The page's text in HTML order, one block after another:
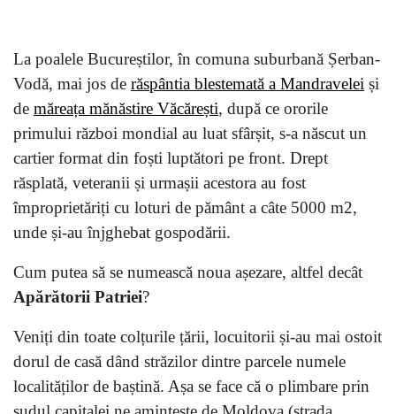
La poalele Bucureștilor, în comuna suburbană Șerban-
Vodă, mai jos de răspântia blestemată a Mandravelei și
de măreața mănăstire Văcărești, după ce ororile
primului război mondial au luat sfârșit, s-a născut un
cartier format din foști luptători pe front. Drept
răsplată, veteranii și urmașii acestora au fost
împroprietăriți cu loturi de pământ a câte 5000 m2,
unde și-au înjghebat gospodării.
Cum putea să se numească noua așezare, altfel decât
Apărătorii Patriei?
Veniți din toate colțurile țării, locuitorii și-au mai ostoit
dorul de casă dând străzilor dintre parcele numele
localităților de baștină. Așa se face că o plimbare prin